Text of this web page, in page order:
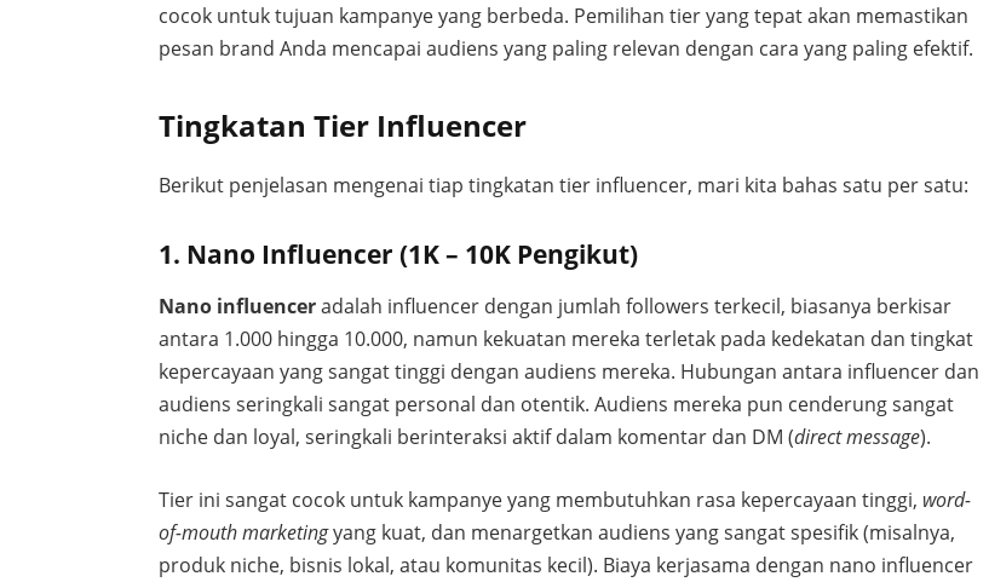
cocok untuk tujuan kampanye yang berbeda. Pemilihan tier yang tepat akan memastikan
pesan brand Anda mencapai audiens yang paling relevan dengan cara yang paling efektif.
Tingkatan Tier Influencer
Berikut penjelasan mengenai tiap tingkatan tier influencer, mari kita bahas satu per satu:
1. Nano Influencer (1K – 10K Pengikut)
Nano influenceradalah influencer dengan jumlah followers terkecil, biasanya berkisar
antara 1.000 hingga 10.000, namun kekuatan mereka terletak pada kedekatan dan tingkat
kepercayaan yang sangat tinggi dengan audiens mereka. Hubungan antara influencer dan
audiens seringkali sangat personal dan otentik. Audiens mereka pun cenderung sangat
niche dan loyal, seringkali berinteraksi aktif dalam komentar dan DM (direct message).
Tier ini sangat cocok untuk kampanye yang membutuhkan rasa kepercayaan tinggi, word-
of-mouth marketingyang kuat, dan menargetkan audiens yang sangat spesifik (misalnya,
produk niche, bisnis lokal, atau komunitas kecil). Biaya kerjasama dengan nano influencer